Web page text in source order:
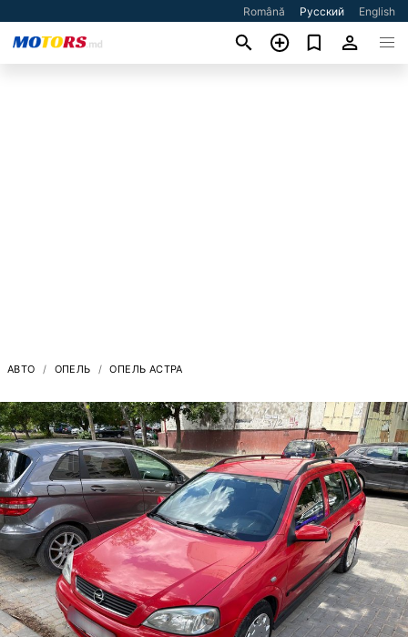
Română Русский English
АВТО ОПЕЛЬ ОПЕЛЬ АСТРА